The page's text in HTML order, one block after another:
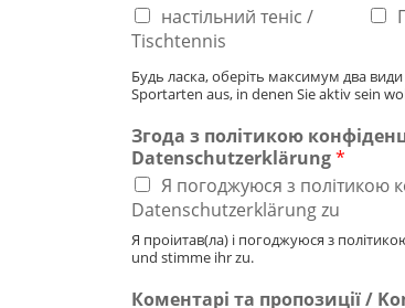
настільний теніс /
Tischtennis
Будь ласка, оберіть максимум два
Sportarten aus, in denen Sie aktiv sein
Згода з політикою
Datenschutzerklärung*
Я погоджуюся з політикою
Datenschutzerklärung zu
Я проіитав(ла) і погоджуюся з
und stimme ihr zu.
Коментарі та пропозиції /